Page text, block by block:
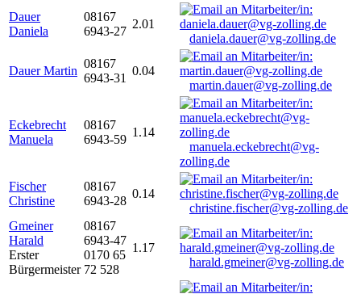
Dauer
Daniela
08167
6943-27
2.01
daniela.dauer@vg-zolling.de
Dauer Martin
08167
6943-31
0.04
martin.dauer@vg-zolling.de
Eckebrecht
Manuela
08167
6943-59
1.14
manuela.eckebrecht@vg-
zolling.de
Fischer
Christine
08167
6943-28
0.14
christine.fischer@vg-zolling.de
Gmeiner
Harald
Erster
Bürgermeister
08167
6943-47
0170 65
72 528
1.17
harald.gmeiner@vg-zolling.de